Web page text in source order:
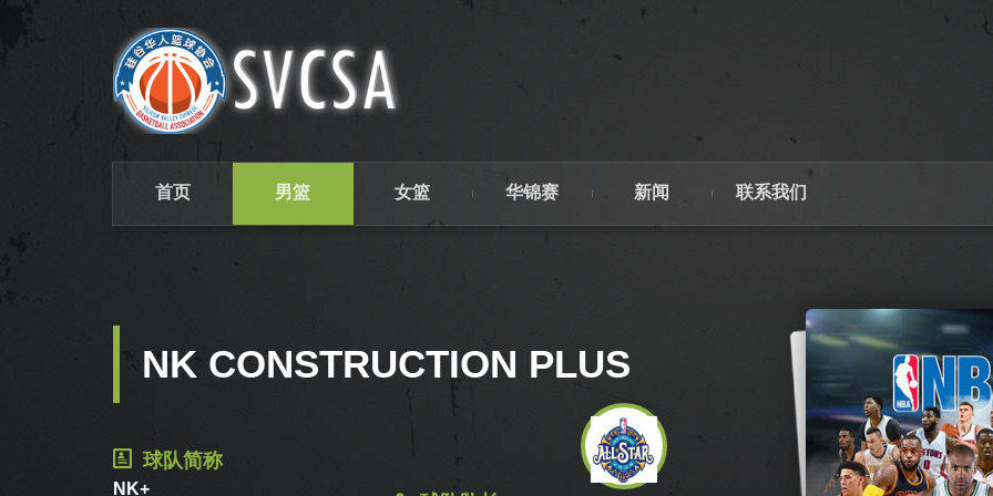
首页 男篮 女篮 华锦赛 新闻 联系我们
NK CONSTRUCTION PLUS
球队简称
NK+